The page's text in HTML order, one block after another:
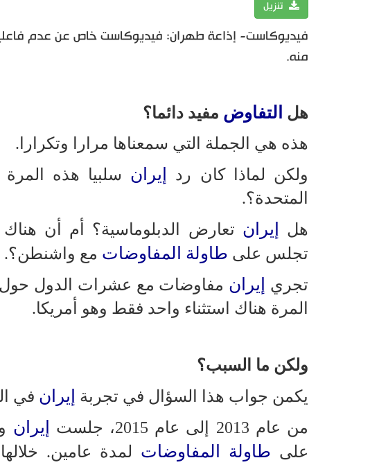
تنزيل
فيديوكاست- إذاعة طهران: فيديوكاست خاص عن عدم
منه.
هل التفاوض مفيد دائما؟
هذه هي الجملة التي سمعناها مرارا وتكرارا.
ولكن لماذا كان رد
إيران سلبيا هذه المرة
المتحدة؟.
هل
إيران تعارض الدبلوماسية؟ أم أن
تجلس على طاولة المفاوضات مع واشنطن؟.
تجري
إيران مفاوضات مع عشرات الدول حول
المرة هناك استثناء واحد فقط وهو أمريكا.
ولكن ما السبب؟
يكمن جواب هذا السؤال في تجربة
إيران في
من عام 2013 إلى عام 2015، جلست
إيران
على طاولة المفاوضات لمدة عامين.